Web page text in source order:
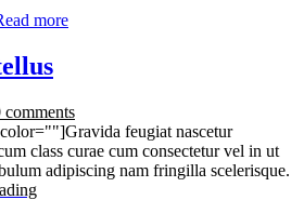
more
comments
feugiat nascetur
class curae cum consectetur vel in ut
adipiscing nam fringilla scelerisque.